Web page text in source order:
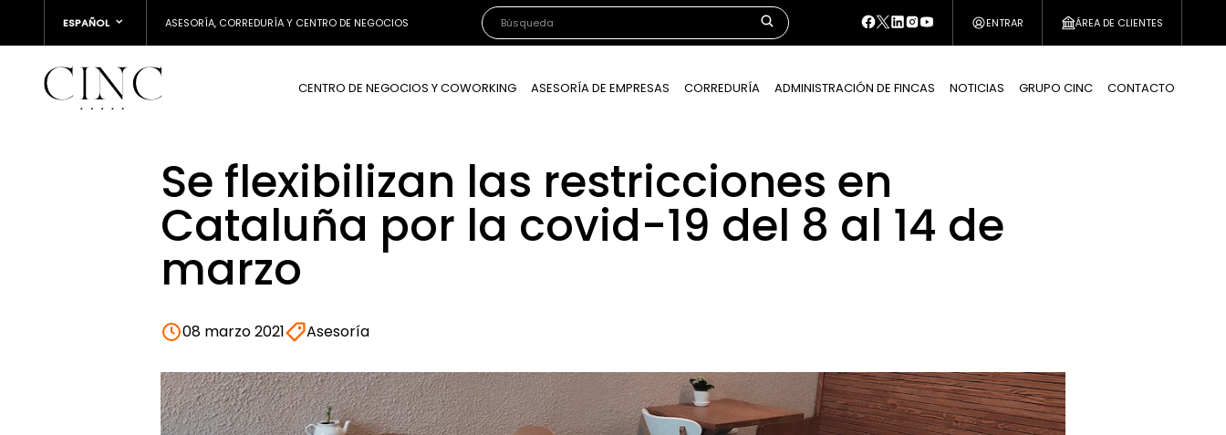
ESPAÑOL ASESORÍA, CORREDURÍA Y CENTRO DE NEGOCIOS ENTRAR ÁREA DE CLIENTES
CENTRO DE NEGOCIOS Y COWORKING ASESORÍA DE EMPRESAS CORREDURÍA ADMINISTRACIÓN DE FINCAS NOTICIAS GRUPO CINC CONTACTO
Se flexibilizan las restricciones en
Cataluña por la covid-19 del 8 al 14 de
marzo
08 marzo 2021 Asesoría